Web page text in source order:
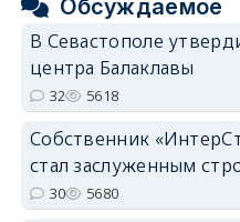
Обсуждаемое
В Севастополе
центра Балаклавы
32 5618
Собственник
стал заслуженным
30 5680